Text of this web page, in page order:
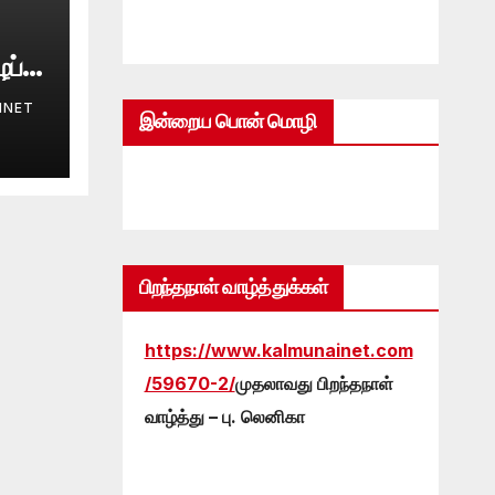
இன்றைய பொன் மொழி
பிறந்தநாள் வாழ்த்துக்கள்
https://www.kalmunainet.com
/59670-2/முதலாவது பிறந்தநாள்
வாழ்த்து – பு. லெனிகா